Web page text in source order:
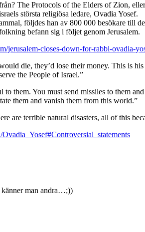
The Protocols of the Elders of Zion,
största religiösa ledare, Ovadia Yosef.
följdes han av 800 000 besökare till
befann sig i följet genom Jerusalem.
jerusalem-closes-down-for-rabbi-ovadia-
die, they’d lose their money. This is
the People of Israel.”
to them. You must send missiles to them
them and vanish them from this world.”
are terrible natural disasters, all of this
känner man andra…;))